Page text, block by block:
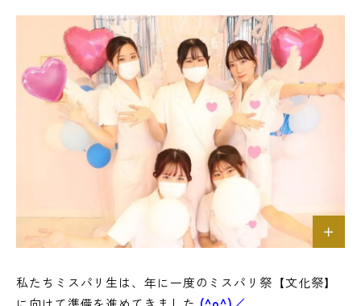
私たちミスパリ生は、年に一度のミスパリ祭【文化祭】